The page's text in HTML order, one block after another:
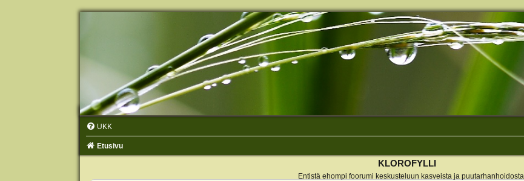
UKK
Etusivu
KLOROFYLLI
Entistä ehompi foorumi keskusteluun kasveista ja puutarhanhoidosta